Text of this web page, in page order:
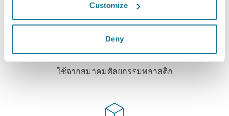
Customize
Deny
High-Tech
3D simulator บน web-based เจ้าแรก และมีการใช้
งานจริงจากคุณหมอ 100 ประเทศ และแนะนำให้มีการ
ใช้จากสมาคมศัลยกรรมพลาสติก